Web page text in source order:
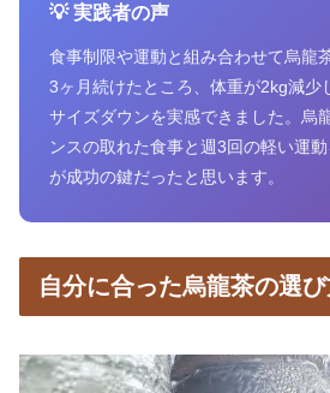
💡 実践者の声
食事制限や運動と組み合わせて烏龍
3ヶ月続けたところ、体重が2kg減少
サイズダウンを実感できました。烏
ンスの取れた食事と週3回の軽い運
が成功の鍵だったと思います。
自分に合った烏龍茶の選